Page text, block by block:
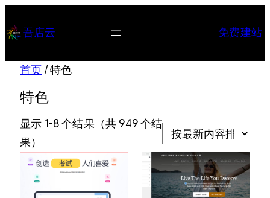
至 吾店云 免费建站
首页 / 特色
特色
显示 1-8 个结果（共 949 个结
果）
最